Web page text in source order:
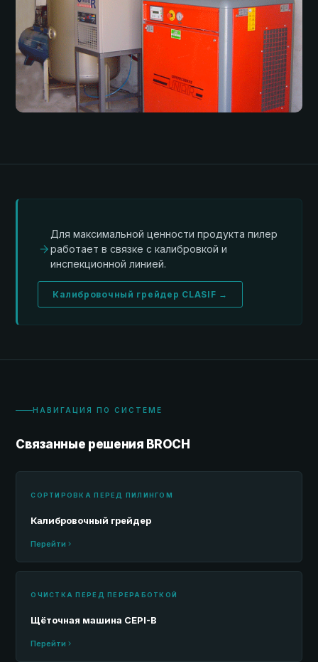
Для максимальной ценности продукта пилер
работает в связке с калибровкой и
инспекционной линией.
Калибровочный грейдер CLASIF →
НАВИГАЦИЯ ПО СИСТЕМЕ
Связанные решения BROCH
СОРТИРОВКА ПЕРЕД ПИЛИНГОМ
Калибровочный грейдер
Перейти
ОЧИСТКА ПЕРЕД ПЕРЕРАБОТКОЙ
Щёточная машина CEPI-B
Перейти